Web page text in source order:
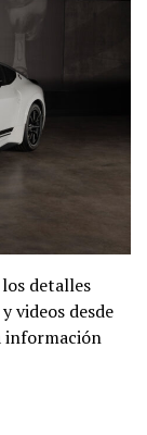
detalles
videos desde
información